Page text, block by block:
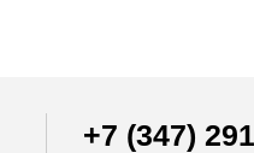
+7 (347)